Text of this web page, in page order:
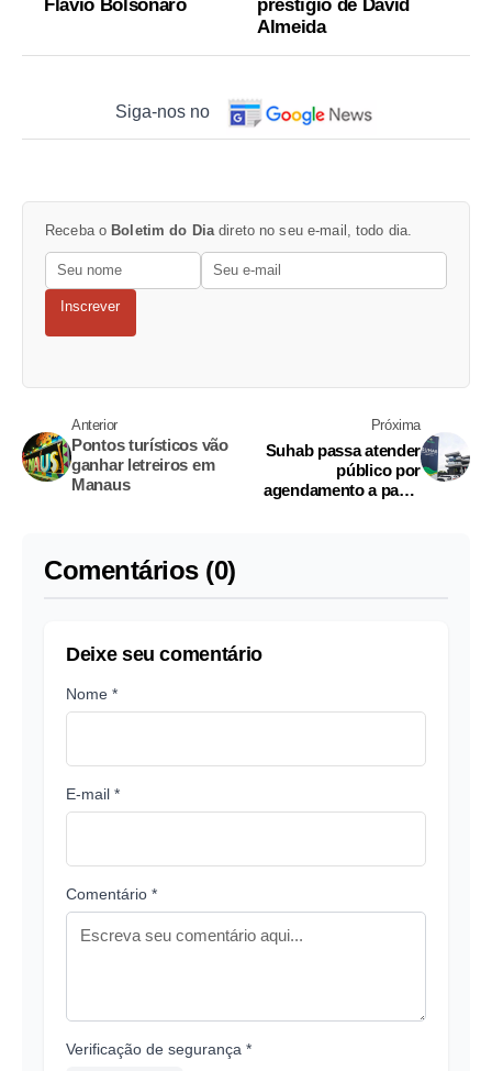
Flávio Bolsonaro
prestígio de David
Almeida
Siga-nos no
Receba o Boletim do Diadireto no seu e-mail, todo dia.
Inscrever
Anterior
Pontos turísticos vão
ganhar letreiros em
Manaus
Próxima
Suhab passa atender
público por
agendamento a partir
Comentários (0)
Deixe seu comentário
Nome *
E-mail *
Comentário *
Verificação de segurança *